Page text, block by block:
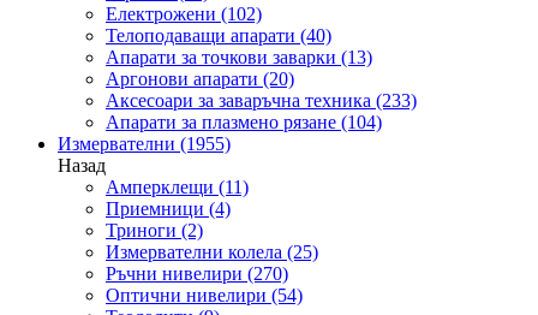
Електрожени (102)
Телоподаващи апарати (40)
Апарати за точкови заварки (13)
Аргонови апарати (20)
Аксесоари за заваръчна техника (233)
Апарати за плазмено рязане (104)
Измервателни (1955)
Назад
Амперклещи (11)
Приемници (4)
Триноги (2)
Измервателни колела (25)
Ръчни нивелири (270)
Оптични нивелири (54)